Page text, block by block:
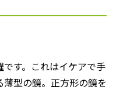
す。これはイケアで手
型の鏡。正方形の鏡を